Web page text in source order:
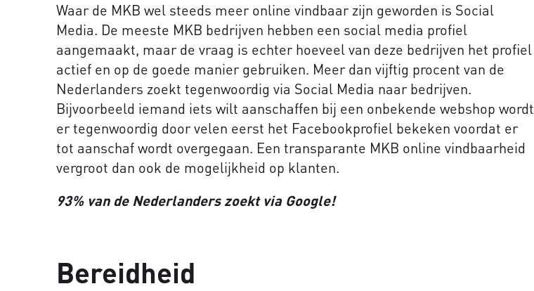
Waar de MKB wel steeds meer online vindbaar zijn geworden is Social
Media. De meeste MKB bedrijven hebben een social media profiel
aangemaakt, maar de vraag is echter hoeveel van deze bedrijven het profiel
actief en op de goede manier gebruiken. Meer dan vijftig procent van de
Nederlanders zoekt tegenwoordig via Social Media naar bedrijven.
Bijvoorbeeld iemand iets wilt aanschaffen bij een onbekende webshop wordt
er tegenwoordig door velen eerst het Facebookprofiel bekeken voordat er
tot aanschaf wordt overgegaan. Een transparante MKB online vindbaarheid
vergroot dan ook de mogelijkheid op klanten.
93% van de Nederlanders zoekt via Google!
Bereidheid